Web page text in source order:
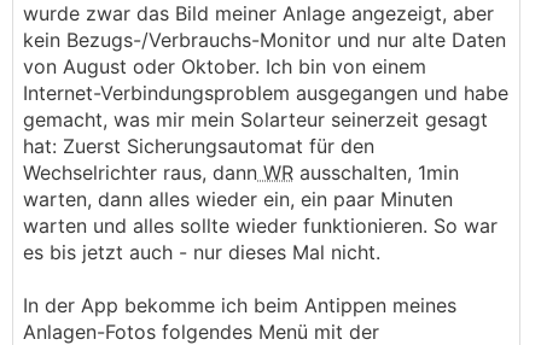
wurde zwar das Bild meiner Anlage angezeigt, aber
kein Bezugs-/Verbrauchs-Monitor und nur alte Daten
von August oder Oktober. Ich bin von einem
Internet-Verbindungsproblem ausgegangen und habe
gemacht, was mir mein Solarteur seinerzeit gesagt
hat: Zuerst Sicherungsautomat für den
Wechselrichter raus, dann WR ausschalten, 1min
warten, dann alles wieder ein, ein paar Minuten
warten und alles sollte wieder funktionieren. So war
es bis jetzt auch - nur dieses Mal nicht.
In der App bekomme ich beim Antippen meines
Anlagen-Fotos folgendes Menü mit der